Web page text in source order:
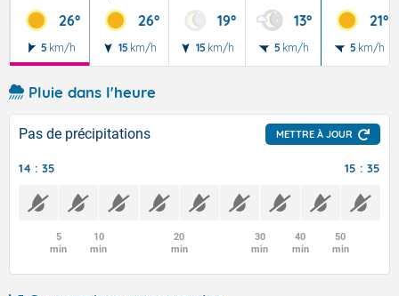
26°
5 km/h
26°
15 km/h
19°
15 km/h
13°
5 km/h
21°
5 km/h
Pluie dans l'heure
Pas de précipitations METTRE À JOUR
14 : 35 15 : 35
5
min
10
min
20
min
30
min
40
min
50
min